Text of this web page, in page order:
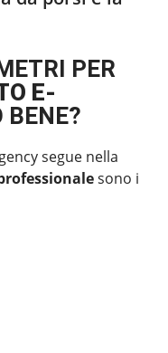
PER
E-
BENE?
segue nella
sono i